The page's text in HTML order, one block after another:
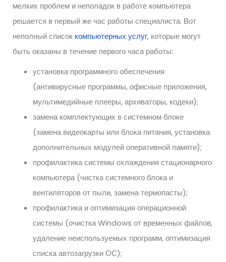
мелких проблем и неполадок в работе компьютера
решается в первый же час работы специалиста. Вот
неполный список компьютерных услуг, которые могут
быть оказаны в течение первого часа работы:
установка программного обеспечения
(антивирусные программы, офисные приложения,
мультимедийные плееры, архиваторы, кодеки);
замена комплектующих в системном блоке
(замена видеокарты или блока питания, установка
дополнительных модулей оперативной памяти);
профилактика системы охлаждения стационарного
компьютера (чистка системного блока и
вентиляторов от пыли, замена термопасты);
профилактика и оптимизация операционной
системы (очистка Windows от временных файлов,
удаление неиспользуемых программ, оптимизация
списка автозагрузки ОС);